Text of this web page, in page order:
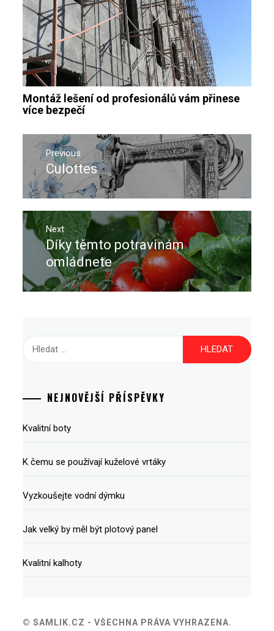
Montáž lešení od profesionálů vám přinese
více bezpečí
Navigace
pro
příspěvek
Previous
Previous
post:
Culottes
Next
Next
post:
Díky těmto potravinám
omládnete
NEJNOVĚJŠÍ PŘÍSPĚVKY
Kvalitní boty
K čemu se používají kuželové vrtáky
Vyzkoušejte vodní dýmku
Jak velký by měl být plotový panel
Kvalitní kalhoty
© SAMLIK.CZ - VŠECHNA PRÁVA VYHRAZENA.